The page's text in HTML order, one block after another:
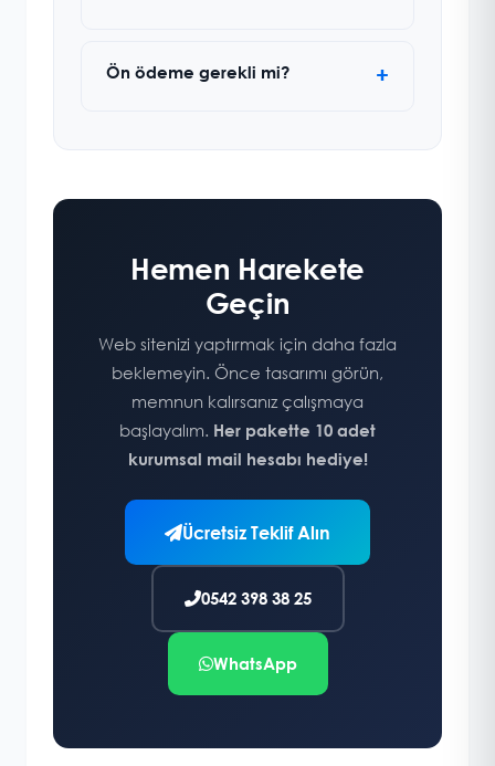
Ön ödeme gerekli mi?
Hemen Harekete
Geçin
Web sitenizi yaptırmak için daha fazla
beklemeyin. Önce tasarımı görün,
memnun kalırsanız çalışmaya
başlayalım. Her pakette 10 adet
kurumsal mail hesabı hediye!
Ücretsiz Teklif Alın
0542 398 38 25
WhatsApp